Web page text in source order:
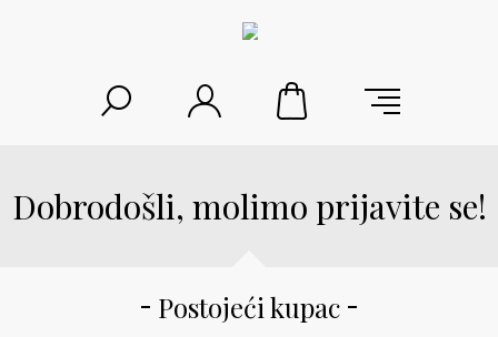
Dobrodošli, molimo prijavite se!
Postojeći kupac